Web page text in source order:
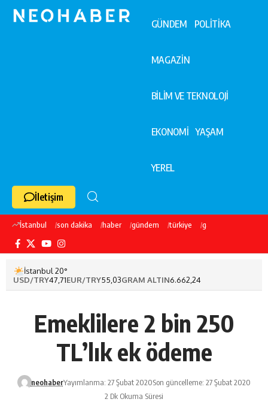
GÜNDEM POLİTİKA
MAGAZİN
BİLİM VE TEKNOLOJİ
EKONOMİ YAŞAM
YEREL
İletişim
İstanbul son dakika haber gündem türkiye galatasaray
İstanbul 20°
USD/TRY47,71EUR/TRY55,03GRAM ALTIN6.662,24
Emeklilere 2 bin 250
TL’lık ek ödeme
neohaberYayımlanma: 27 Şubat 2020Son güncelleme: 27 Şubat 2020
2 Dk Okuma Süresi